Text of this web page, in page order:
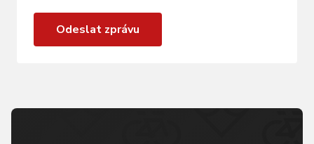
Odeslat zprávu